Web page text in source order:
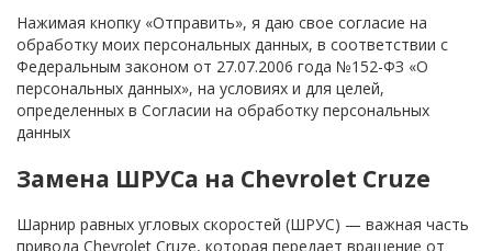
Нажимая кнопку «Отправить», я даю свое согласие на
обработку моих персональных данных, в соответствии с
Федеральным законом от 27.07.2006 года №152-ФЗ «О
персональных данных», на условиях и для целей,
определенных в Согласии на обработку персональных
данных
Замена ШРУСа на Chevrolet Cruze
Шарнир равных угловых скоростей (ШРУС) — важная часть
привода Chevrolet Cruze, которая передает вращение от